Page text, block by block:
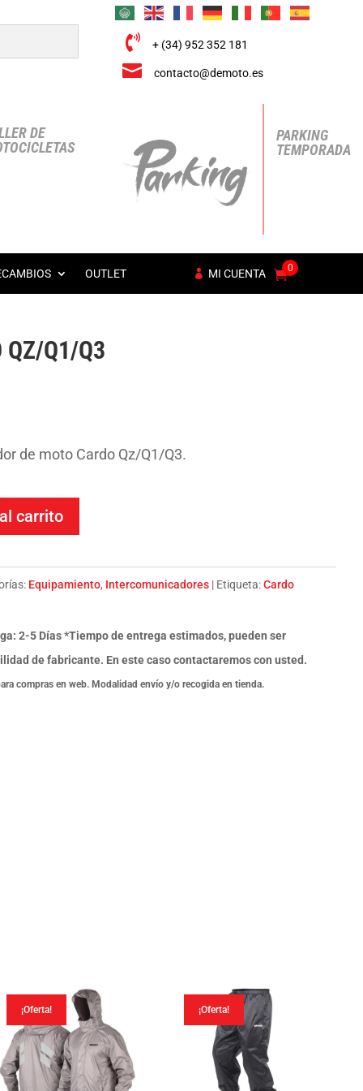
 + (34) 952 352 181
 contacto@demoto.es
DE
PARKING
TEMPORADA
OUTLET MI CUENTA 0
QZ/Q1/Q3
de moto Cardo Qz/Q1/Q3.
carrito
Equipamiento, Intercomunicadores Etiqueta:Cardo
2-5 Días *Tiempo de entrega estimados, pueden ser
de fabricante. En este caso contactaremos con usted.
compras en web. Modalidad envío y/o recogida en tienda.
¡Oferta! ¡Oferta!